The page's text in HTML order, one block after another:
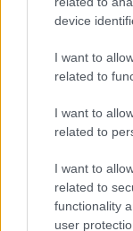
device
I want to
related to
I want to
related to
I want to
related to
functionality
user
Ώρα Ελλάδος...|
Κεντρικό...|
Κεντρικό